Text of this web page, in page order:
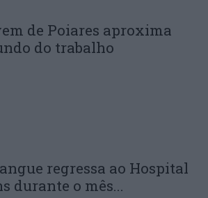
de Poiares aproxima
do trabalho
regressa ao Hospital
durante o mês...